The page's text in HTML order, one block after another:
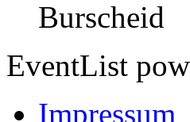
Burscheid
EventList
Impressum